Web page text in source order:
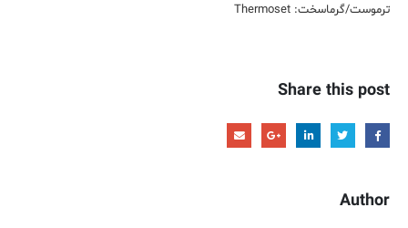
ترموست/گرماسخت: Thermoset
Share this post
Author